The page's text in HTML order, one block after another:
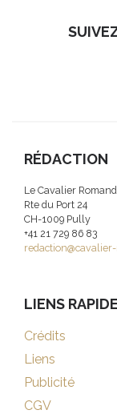
RÉDACTION
Le Cavalier Romand
Rte du Port 24
CH-1009 Pully
+41 21 729 86 83
LIENS
Crédits
Liens
Publicité
CGV